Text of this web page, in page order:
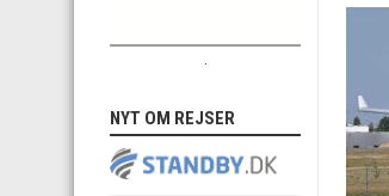
NYT OM REJSER